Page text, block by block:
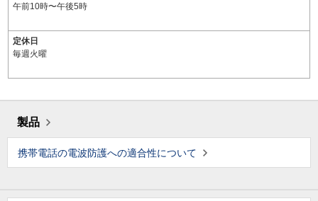
午前10時〜午後5時
定休日
毎週火曜
製品
携帯電話の電波防護への適合性について